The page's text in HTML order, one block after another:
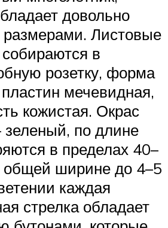
довольно
Листовые
в
розетку, форма
мечевидная,
кожистая. Окрас
по длине
в пределах 40–
общей ширине до 4–5
каждая
стрелка обладает